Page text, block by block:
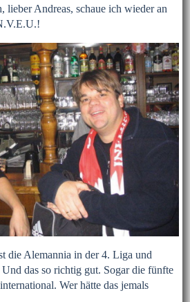
lieber Andreas, schaue ich wieder an
die Alemannia in der 4. Liga und
das so richtig gut. Sogar die fünfte
Wer hätte das jemals